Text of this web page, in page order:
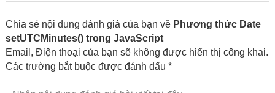
Chia sẻ nội dung đánh giá của bạn về Phương thức Date
setUTCMinutes() trong JavaScript
Email, Điện thoại của bạn sẽ không được hiển thị công khai.
Các trường bắt buộc được đánh dấu *